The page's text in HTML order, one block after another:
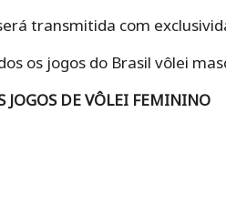
transmitida com
os jogos do Brasil vôlei
JOGOS DE VÔLEI FEMININO